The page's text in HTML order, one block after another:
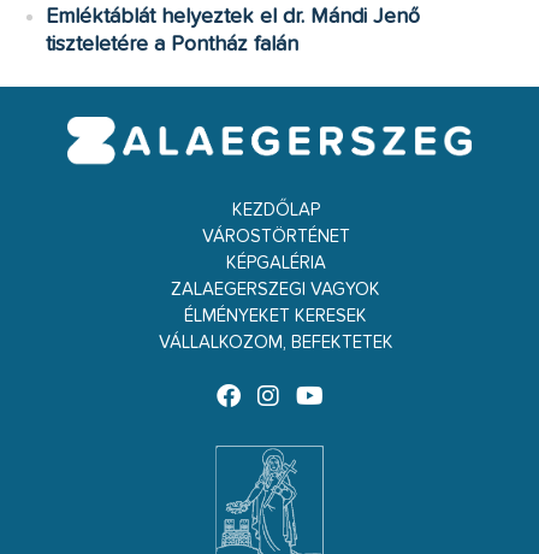
Emléktáblát helyeztek el dr. Mándi Jenő
tiszteletére a Pontház falán
KEZDŐLAP
VÁROSTÖRTÉNET
KÉPGALÉRIA
ZALAEGERSZEGI VAGYOK
ÉLMÉNYEKET KERESEK
VÁLLALKOZOM, BEFEKTETEK